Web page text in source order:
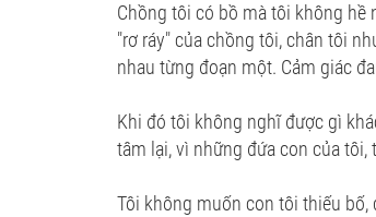
Chồng tôi có bồ mà tôi không
"rơ ráy" của chồng tôi, chân tôi
nhau từng đoạn một. Cảm giác
Khi đó tôi không nghĩ được gì
tâm lại, vì những đứa con của
Tôi không muốn con tôi thiếu